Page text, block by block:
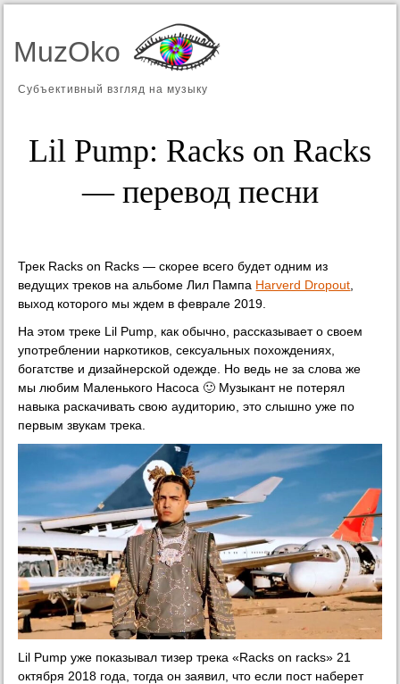
MuzOko
Субъективный взгляд на музыку
Lil Pump: Racks on Racks
— перевод песни
Трек Racks on Racks — скорее всего будет одним из
ведущих треков на альбоме Лил Пампа Harverd Dropout
выход которого мы ждем в феврале 2019.
На этом треке Lil Pump, как обычно, рассказывает о своем
употреблении наркотиков, сексуальных похождениях,
богатстве и дизайнерской одежде. Но ведь не за слова же
мы любим Маленького Насоса 🙂 Музыкант не потерял
навыка раскачивать свою аудиторию, это слышно уже по
первым звукам трека.
Lil Pump уже показывал тизер трека «Racks on racks» 21
октября 2018 года, тогда он заявил, что если пост наберет